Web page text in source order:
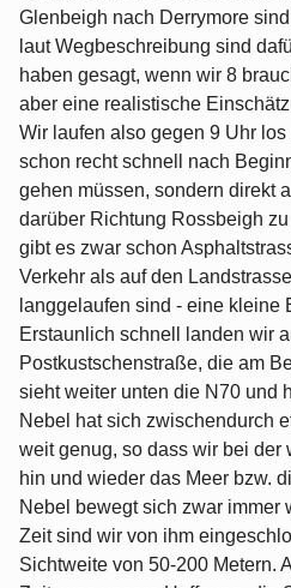
Glenbeigh nach Derrymore
laut Wegbeschreibung sind
haben gesagt, wenn wir 8
aber eine realistische
Wir laufen also gegen 9 Uhr
schon recht schnell nach
gehen müssen, sondern direkt
darüber Richtung Rossbeigh
gibt es zwar schon
Verkehr als auf den
langgelaufen sind - eine kleine
Erstaunlich schnell landen wir
Postkustschenstraße, die am
sieht weiter unten die N70 und
Nebel hat sich zwischendurch
weit genug, so dass wir bei der
hin und wieder das Meer bzw.
Nebel bewegt sich zwar immer
Zeit sind wir von ihm
Sichtweite von 50-200 Metern.